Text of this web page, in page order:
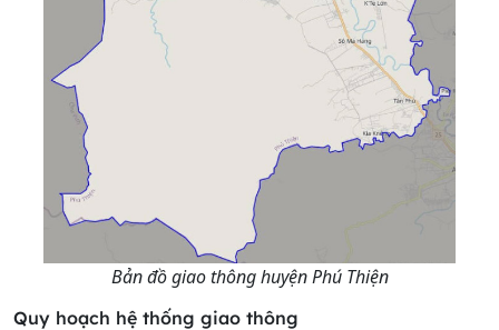
Bản đồ giao thông huyện Phú Thiện
Quy hoạch hệ thống giao thông